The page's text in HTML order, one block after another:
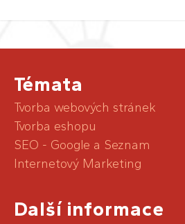
Témata
Tvorba webových stránek
Tvorba eshopu
SEO - Google a Seznam
Internetový Marketing
Další informace